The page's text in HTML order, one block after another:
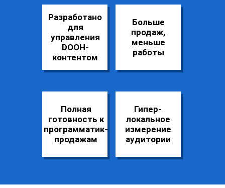
Разработано
для
управления
DOOH-
контентом
Больше
продаж,
меньше
работы
Полная
готовность к
программатик-
продажам
Гипер-
локальное
измерение
аудитории